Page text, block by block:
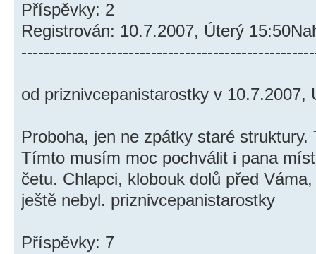
Příspěvky: 2
Registrován: 10.7.2007, Úterý
od priznivcepanistarostky v 10.7.2007,
Proboha, jen ne zpátky staré struktury.
Tímto musím moc pochválit i pana
četu. Chlapci, klobouk dolů před
ještě nebyl. priznivcepanistarostky
Příspěvky: 7